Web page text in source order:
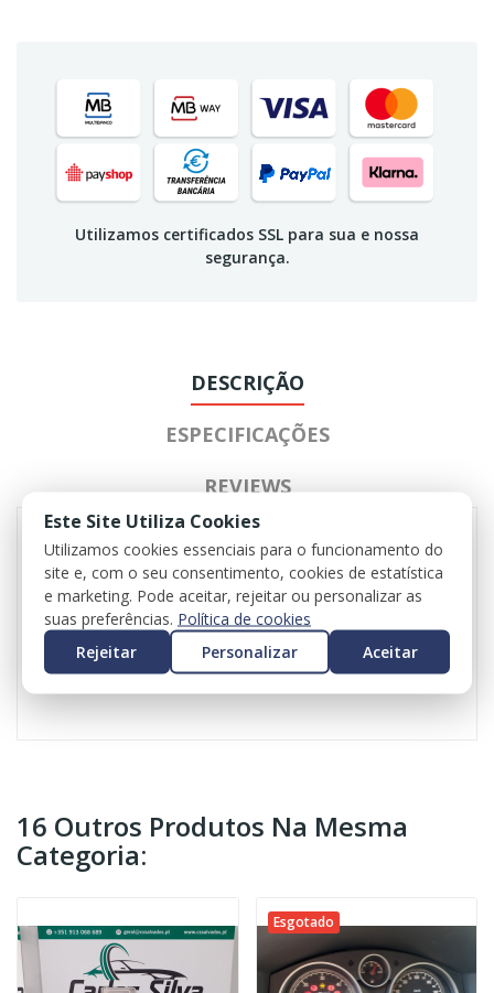
Utilizamos certificados SSL para sua e nossa
segurança.
DESCRIÇÃO
ESPECIFICAÇÕES
REVIEWS
Centralina de ABS para Seat Leon
Referência original: 5Q0614517AF
10062533281
Valor do iva incluído
Valor do transporte não incluído
16 Outros Produtos Na Mesma
Categoria:
Esgotado
Este Site Utiliza Cookies
Utilizamos cookies essenciais para o funcionamento do
site e, com o seu consentimento, cookies de estatística
e marketing. Pode aceitar, rejeitar ou personalizar as
suas preferências. Política de cookies
Rejeitar
Personalizar Aceitar